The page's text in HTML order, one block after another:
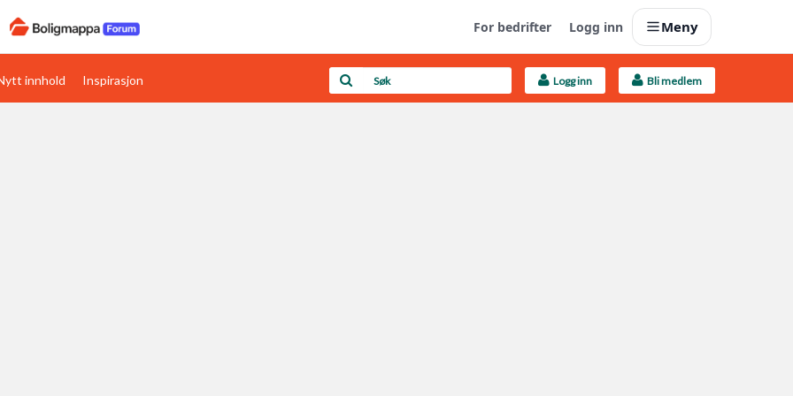
For bedrifter Logg inn Meny
Boligens papirer Last opp selv
innhold Inspirasjon Logg inn Bli medlem